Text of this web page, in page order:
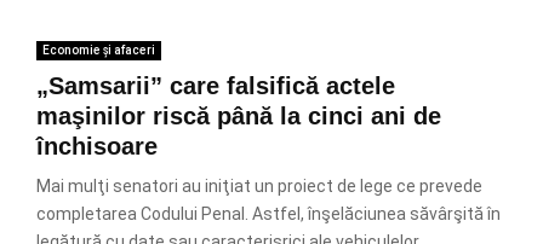
Economie și afaceri
„Samsarii” care falsifică actele
maşinilor riscă până la cinci ani de
închisoare
Mai mulţi senatori au iniţiat un proiect de lege ce prevede
completarea Codului Penal. Astfel, înşelăciunea săvârşită în